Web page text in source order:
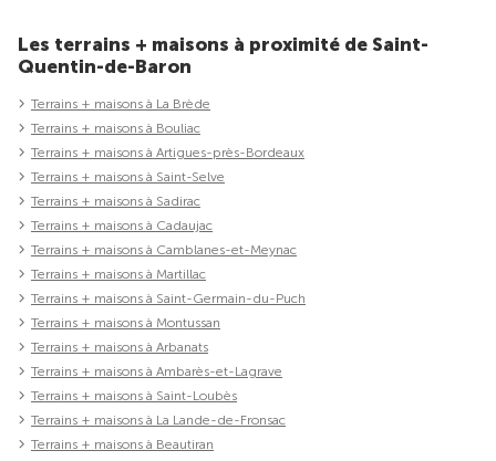
Les terrains + maisons à proximité de Saint-
Quentin-de-Baron
Terrains + maisons à La Brède
Terrains + maisons à Bouliac
Terrains + maisons à Artigues-près-Bordeaux
Terrains + maisons à Saint-Selve
Terrains + maisons à Sadirac
Terrains + maisons à Cadaujac
Terrains + maisons à Camblanes-et-Meynac
Terrains + maisons à Martillac
Terrains + maisons à Saint-Germain-du-Puch
Terrains + maisons à Montussan
Terrains + maisons à Arbanats
Terrains + maisons à Ambarès-et-Lagrave
Terrains + maisons à Saint-Loubès
Terrains + maisons à La Lande-de-Fronsac
Terrains + maisons à Beautiran